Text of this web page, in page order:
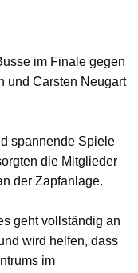
im Finale gegen
und Carsten Neugart
spannende Spiele
die Mitglieder
der Zapfanlage.
geht vollständig an
wird helfen, dass
im